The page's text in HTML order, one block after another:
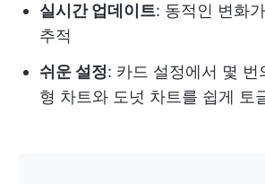
실시간 업데이트: 동적인 변화
추적
쉬운 설정: 카드 설정에서 몇 번
형 차트와 도넛 차트를 쉽게 토